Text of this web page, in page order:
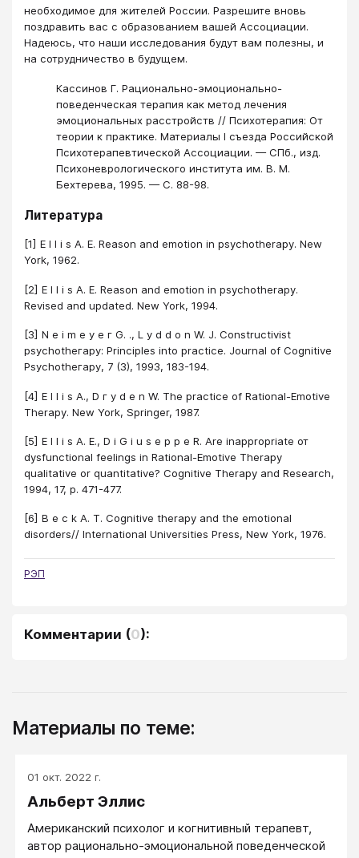
необходимое для жителей России. Разрешите вновь
поздравить вас с образованием вашей Ассоциации.
Надеюсь, что наши исследования будут вам полезны, и
на сотрудничество в будущем.
Кассинов Г. Рационально-эмоционально-
поведенческая терапия как метод лечения
эмоциональных расстройств // Психотерапия: От
теории к практике. Материалы I съезда Российской
Психотерапевтической Ассоциации. — СПб., изд.
Психоневрологического института им. В. М.
Бехтерева, 1995. — С. 88-98.
Литература
[1] Е l l i s А. Е. Reason and emotion in psychotherapy. New
York, 1962.
[2] Е l l i s А. Е. Reason and emotion in psychotherapy.
Revised and updated. New York, 1994.
[3] N е i m е у е г G. ., L у d d о n W. J. Constructivist
рsусhоthегару: Principles into practice. Journal of Cognitive
Рsусhоthегару, 7 (3), 1993, 183-194.
[4] E l l i s А., D г у d е n W. The practice of Rational-Emotive
Therapy. New York, Springer, 1987.
[5] E l l i s А. Е., D i G i u s е р р е R. Are inappropriate от
dysfunctional feelings in Rational-Emotive Therapy
qualitative or quantitative? Cognitive Therapy and Research,
1994, 17, р. 471-477.
[6] В е с k А. Т. Cognitive therapy and the emotional
disorders// International Universities Press, New York, 1976.
РЭП
Комментарии (0):
Материалы по теме:
01 окт. 2022 г.
Альберт Эллис
Американский психолог и когнитивный терапевт,
автор рационально-эмоциональной поведенческой